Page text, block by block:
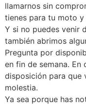
llamarnos sin
tienes para tu moto
Y si no puedes venir
también abrimos
Pregunta por
en fin de semana. En
disposición para que
molestia.
Ya sea porque has